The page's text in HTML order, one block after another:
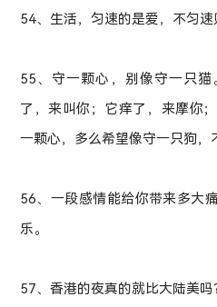
54、生活，匀速的是爱，不匀速
55、守一颗心，别像守一只
了，来叫你；它痒了，来摩你
一颗心，多么希望像守一只狗，
56、一段感情能给你带来多大
乐。
57、香港的夜真的就比大陆美吗